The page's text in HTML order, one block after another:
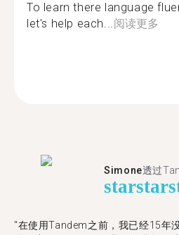
To learn there language
let's help each...阅读更多
Simone透过
starstar
"在使用Tandem之前，我已经15年